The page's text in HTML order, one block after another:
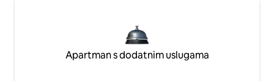
Apartman s dodatnim uslugama